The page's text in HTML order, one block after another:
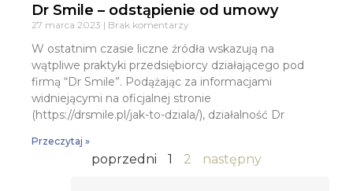
Dr Smile – odstąpienie od umowy
27 marca 2023 Brak komentarzy
W ostatnim czasie liczne źródła wskazują na
wątpliwe praktyki przedsiębiorcy działającego pod
firmą “Dr Smile”. Podążając za informacjami
widniejącymi na oficjalnej stronie
(https://drsmile.pl/jak-to-dziala/), działalność Dr
Przeczytaj »
poprzedni 1 2 następny